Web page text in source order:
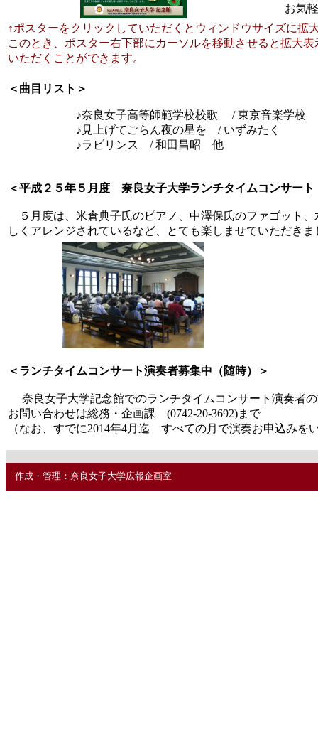
お気軽
↑ポスターをクリックしていただくとウィンドウサイズに拡
このとき、ポスター右下部にカーソルを移動させると拡大
いただくことができます。
＜曲目リスト＞
♪奈良女子高等師範学校校歌 / 東京音楽学校
♪見上げてごらん夜の星を / いずみたく
♪ラビリンス / 和田昌昭 他
＜平成２５年５月度 奈良女子大学ランチタイムコンサート
５月度は、米倉典子氏のピアノ、中澤保氏のファゴット
しくアレンジされているなど、とても楽しませていただき
＜ランチタイムコンサート演奏者募集中（随時）＞
奈良女子大学記念館でのランチタイムコンサート演奏者
お問い合わせは総務・企画課 (0742-20-3692)まで
（なお、すでに2014年4月迄 すべての月で演奏お申込みを
作成・管理：奈良女子大学広報企画室